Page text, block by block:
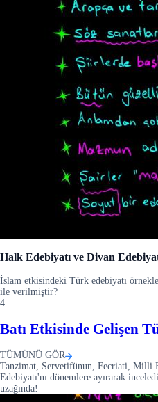
Halk Edebiyatı ve Divan
İslam etkisindeki Türk edebiyatı
ile verilmiştir?
4
Batı Etkisinde Gelişen
TÜMÜNÜ GÖR
Tanzimat, Servetifünun, Fecriati, Milli
Edebiyatı'nı dönemlere ayırarak
uzağında!